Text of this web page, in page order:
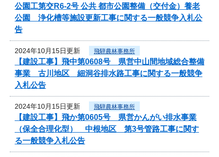
公園工第交R6-2号 公共 都市公園整備（交付金）養老
公園 浄化槽等施設更新工事に関する一般競争入札公
告
2024年10月15日更新 飛騨農林事務所
【建設工事】飛中第0608号 県営中山間地域総合整備
事業 古川地区 細洞谷排水路工事に関する一般競争
入札公告
2024年10月15日更新 飛騨農林事務所
【建設工事】飛か第0605号 県営かんがい排水事業
（保全合理化型） 中根地区 第3号管路工事に関す
る一般競争入札公告